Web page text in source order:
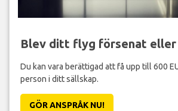
Blev ditt flyg försenat
Du kan vara berättigad att få upp till 600
person i ditt sällskap.
GÖR ANSPRÅK NU!